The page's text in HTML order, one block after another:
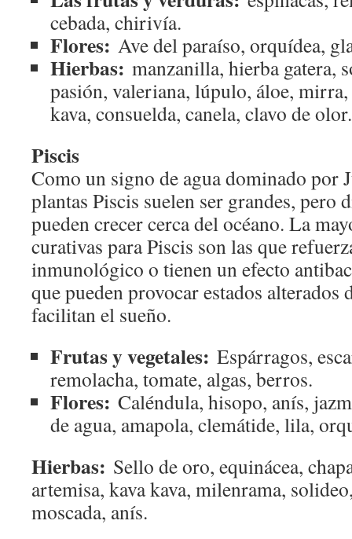
cebada, chirivía.
Flores: Ave del paraíso, orquídea,
Hierbas: manzanilla, hierba gatera,
pasión, valeriana, lúpulo, áloe,
kava, consuelda, canela, clavo de olor.
Piscis
Como un signo de agua dominado por
plantas Piscis suelen ser grandes, pero
pueden crecer cerca del océano. La
curativas para Piscis son las que
inmunológico o tienen un efecto
que pueden provocar estados alterados
facilitan el sueño.
Frutas y vegetales: Espárragos,
remolacha, tomate, algas, berros.
Flores: Caléndula, hisopo, anís,
de agua, amapola, clemátide, lila,
Hierbas: Sello de oro, equinácea,
artemisa, kava kava, milenrama,
moscada, anís.